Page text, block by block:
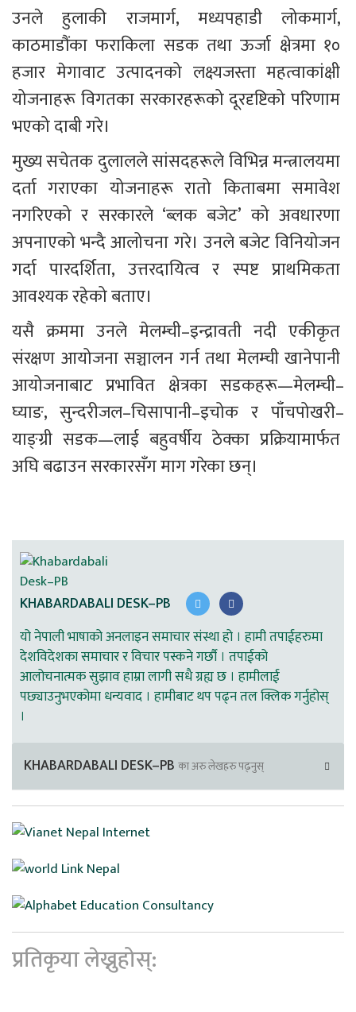
उनले हुलाकी राजमार्ग, मध्यपहाडी लोकमार्ग,
काठमाडौंका फराकिला सडक तथा ऊर्जा क्षेत्रमा १०
हजार मेगावाट उत्पादनको लक्ष्यजस्ता महत्वाकांक्षी
योजनाहरू विगतका सरकारहरूको दूरदृष्टिको परिणाम
भएको दाबी गरे।
मुख्य सचेतक दुलालले सांसदहरूले विभिन्न मन्त्रालयमा
दर्ता गराएका योजनाहरू रातो किताबमा समावेश
नगरिएको र सरकारले ‘ब्लक बजेट’ को अवधारणा
अपनाएको भन्दै आलोचना गरे। उनले बजेट विनियोजन
गर्दा पारदर्शिता, उत्तरदायित्व र स्पष्ट प्राथमिकता
आवश्यक रहेको बताए।
यसै क्रममा उनले मेलम्ची–इन्द्रावती नदी एकीकृत
संरक्षण आयोजना सञ्चालन गर्न तथा मेलम्ची खानेपानी
आयोजनाबाट प्रभावित क्षेत्रका सडकहरू—मेलम्ची–
घ्याङ, सुन्दरीजल–चिसापानी–इचोक र पाँचपोखरी–
याङ्ग्री सडक—लाई बहुवर्षीय ठेक्का प्रक्रियामार्फत
अघि बढाउन सरकारसँग माग गरेका छन्।
KHABARDABALI DESK–PB
यो नेपाली भाषाको अनलाइन समाचार संस्था हो । हामी तपाईहरुमा
देशविदेशका समाचार र विचार पस्कने गर्छौ । तपाईको
आलोचनात्मक सुझाव हाम्रा लागी सधै ग्रह्य छ । हामीलाई
पछ्याउनुभएकोमा धन्यवाद । हामीबाट थप पढ्न तल क्लिक गर्नुहोस्
।
KHABARDABALI DESK–PB का अरु लेखहरु पढ्नुस्
प्रतिकृया लेख्नुहोस्: